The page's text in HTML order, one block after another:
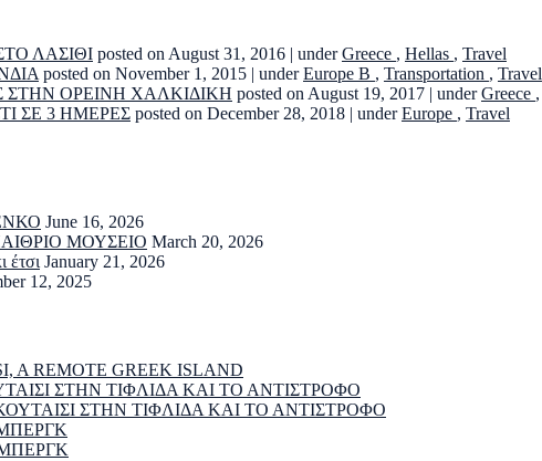
ΛΑΣΙΘΙ posted on August 31, 2016 | underGreece , Hellas , Travel
posted on November 1, 2015 | underEurope B , Transportation , Travel
ΣΤΗΝ ΟΡΕΙΝΗ ΧΑΛΚΙΔΙΚΗ posted on August 19, 2017 | underGreece ,
ΣΕ 3 ΗΜΕΡΕΣ posted on December 28, 2018 | underEurope , Travel
June 16, 2026
ΜΟΥΣΕΙΟ March 20, 2026
έτσι January 21, 2026
12, 2025
A REMOTE GREEK ISLAND
ΣΤΗΝ ΤΙΦΛΙΔΑ ΚΑΙ ΤΟ ΑΝΤΙΣΤΡΟΦΟ
ΣΤΗΝ ΤΙΦΛΙΔΑ ΚΑΙ ΤΟ ΑΝΤΙΣΤΡΟΦΟ